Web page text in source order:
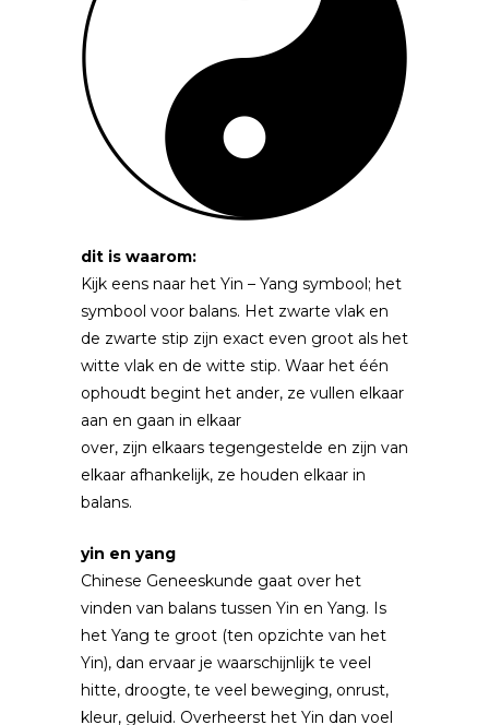
dit is waarom:
Kijk eens naar het Yin – Yang symbool; het
symbool voor balans. Het zwarte vlak en
de zwarte stip zijn exact even groot als het
witte vlak en de witte stip. Waar het één
ophoudt begint het ander, ze vullen elkaar
aan en gaan in elkaar
over, zijn elkaars tegengestelde en zijn van
elkaar afhankelijk, ze houden elkaar in
balans.
yin en yang
Chinese Geneeskunde gaat over het
vinden van balans tussen Yin en Yang. Is
het Yang te groot (ten opzichte van het
Yin), dan ervaar je waarschijnlijk te veel
hitte, droogte, te veel beweging, onrust,
kleur, geluid. Overheerst het Yin dan voel